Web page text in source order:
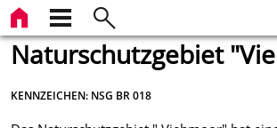
Naturschutzgebiet
KENNZEICHEN: NSG BR 018